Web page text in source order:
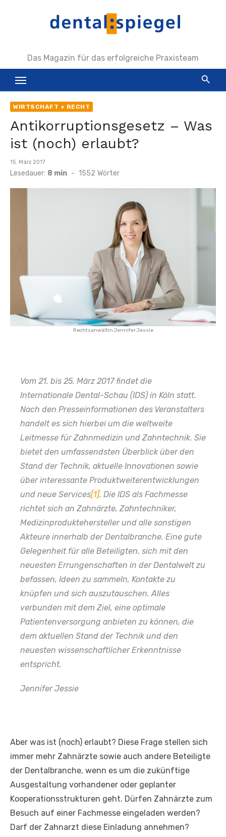
Das Magazin für das erfolgreiche Praxisteam
WIRTSCHAFT + RECHT
Antikorruptionsgesetz – Was
ist (noch) erlaubt?
Veröffentlicht
am
15. März 2017
Lesedauer: 8 min - 1552 Wörter
Rechtsanwältin Jennifer Jessie
Vom 21. bis 25. März 2017 findet die
Internationale Dental-Schau (IDS) in Köln statt.
Nach den Presseinformationen des Veranstalters
handelt es sich hierbei um die weltweite
Leitmesse für Zahnmedizin und Zahntechnik. Sie
bietet den umfassendsten Überblick über den
Stand der Technik, aktuelle Innovationen sowie
über interessante Produktweiterentwicklungen
und neue Services[1]. Die IDS als Fachmesse
richtet sich an Zahnärzte, Zahntechniker,
Medizinproduktehersteller und alle sonstigen
Akteure innerhalb der Dentalbranche. Eine gute
Gelegenheit für alle Beteiligten, sich mit den
neuesten Errungenschaften in der Dentalwelt zu
befassen, Ideen zu sammeln, Kontakte zu
knüpfen und sich auszutauschen. Alles
verbunden mit dem Ziel, eine optimale
Patientenversorgung anbieten zu können, die
dem aktuellen Stand der Technik und den
neuesten wissenschaftlicher Erkenntnisse
entspricht.
Jennifer Jessie
Aber was ist (noch) erlaubt? Diese Frage stellen sich
immer mehr Zahnärzte sowie auch andere Beteiligte
der Dentalbranche, wenn es um die zukünftige
Ausgestaltung vorhandener oder geplanter
Kooperationsstrukturen geht. Dürfen Zahnärzte zum
Besuch auf einer Fachmesse eingeladen werden?
Darf der Zahnarzt diese Einladung annehmen?